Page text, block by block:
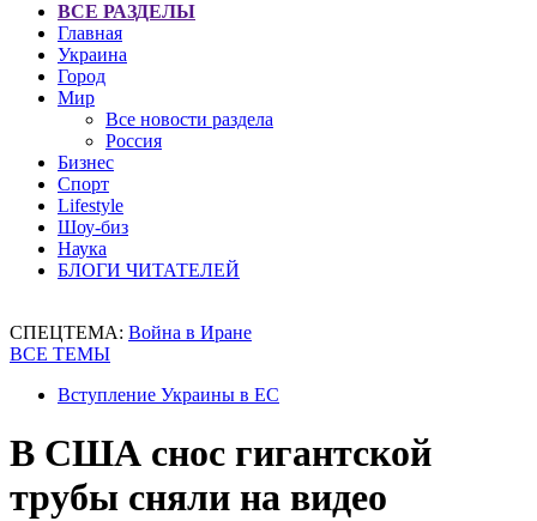
ВСЕ РАЗДЕЛЫ
Главная
Украина
Город
Мир
Все новости раздела
Россия
Бизнес
Спорт
Lifestyle
Шоу-биз
Наука
БЛОГИ ЧИТАТЕЛЕЙ
СПЕЦТЕМА: Война в Иране
ВСЕ ТЕМЫ
Вступление Украины в ЕС
В США снос гигантской
трубы сняли на видео